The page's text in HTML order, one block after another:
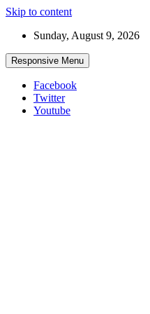
Skip to content
Sunday, August 9, 2026
Responsive Menu
Facebook
Twitter
Youtube